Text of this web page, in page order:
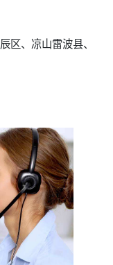
区、凉山雷波县、